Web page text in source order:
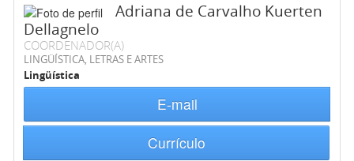
Adriana de Carvalho Kuerten
Dellagnelo
COORDENADOR(A)
LINGÜÍSTICA, LETRAS E ARTES
Lingüística
E-mail
Currículo